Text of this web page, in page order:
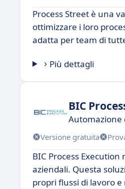
Process Street è una
ottimizzare i loro
adatta per team di
Più dettagli
BIC
Automazione
Versione gratuita
BIC Process
aziendali. Questa
propri flussi di lavoro